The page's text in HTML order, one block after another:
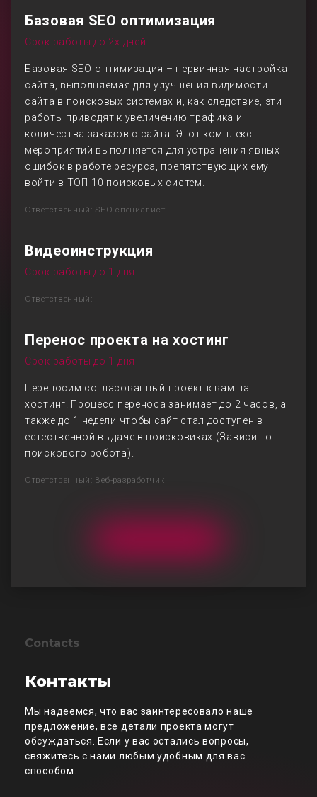
Базовая SEO оптимизация
Срок работы до 2х дней
Базовая SEO-оптимизация – первичная настройка
сайта, выполняемая для улучшения видимости
сайта в поисковых системах и, как следствие, эти
работы приводят к увеличению трафика и
количества заказов с сайта. Этот комплекс
мероприятий выполняется для устранения явных
ошибок в работе ресурса, препятствующих ему
войти в ТОП-10 поисковых систем.
Ответственный: SEO специалист
Видеоинструкция
Срок работы до 1 дня
Ответственный:
Перенос проекта на хостинг
Срок работы до 1 дня
Переносим согласованный проект к вам на
хостинг. Процесс переноса занимает до 2 часов, а
также до 1 недели чтобы сайт стал доступен в
естественной выдаче в поисковиках (Зависит от
поискового робота).
Ответственный: Веб-разработчик
Contacts
Контакты
Мы надеемся, что вас заинтересовало наше
предложение, все детали проекта могут
обсуждаться. Если у вас остались вопросы,
свяжитесь с нами любым удобным для вас
способом.